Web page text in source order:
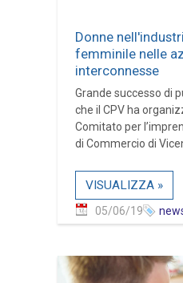
Donne
femminile nelle
interconnesse
Grande successo di
che il CPV ha
Comitato per
di Commercio di
VISUALIZZA »
05/06/19